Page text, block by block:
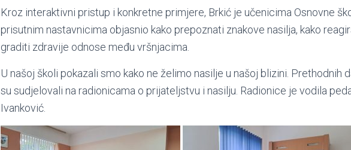
Kroz interaktivni pristup i konkretne primjere, Brkić je učenicima Osnovne
prisutnim nastavnicima objasnio kako prepoznati znakove nasilja, kako
graditi zdravije odnose među vršnjacima.
U našoj školi pokazali smo kako ne želimo nasilje u našoj blizini. Prethodnih
su sudjelovali na radionicama o prijateljstvu i nasilju. Radionice je vodila
Ivanković.